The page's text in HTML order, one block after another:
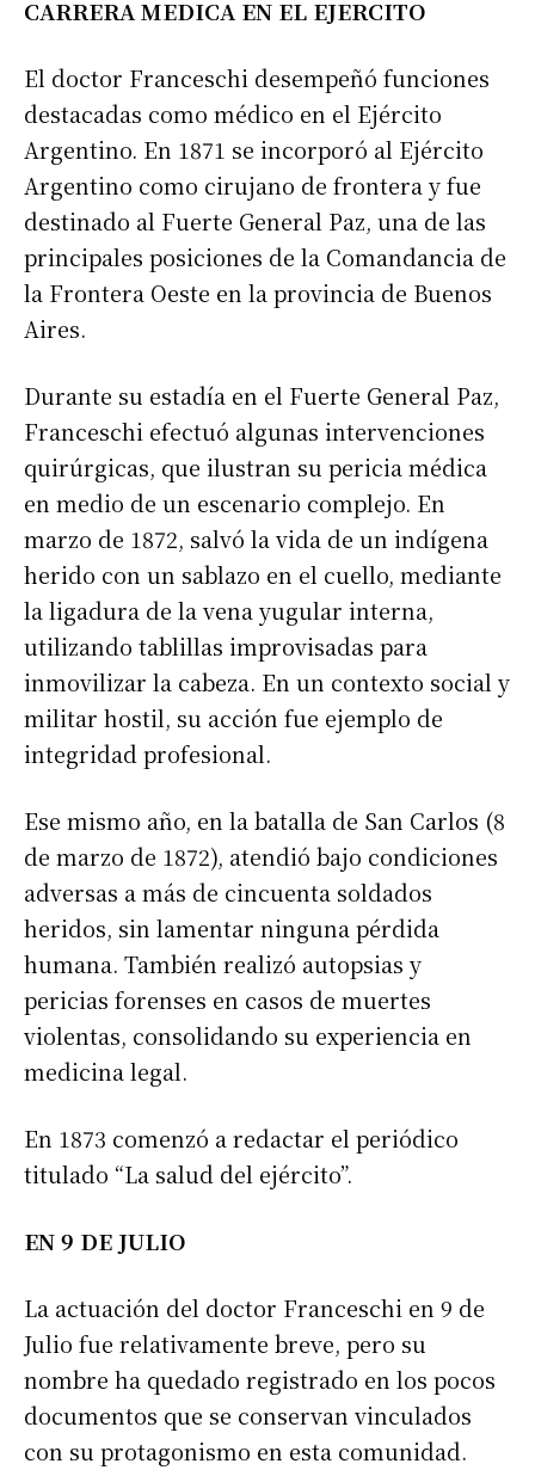
CARRERA MEDICA EN EL EJERCITO
El doctor Franceschi desempeñó funciones
destacadas como médico en el Ejército
Argentino. En 1871 se incorporó al Ejército
Argentino como cirujano de frontera y fue
destinado al Fuerte General Paz, una de las
principales posiciones de la Comandancia de
la Frontera Oeste en la provincia de Buenos
Aires.
Durante su estadía en el Fuerte General Paz,
Franceschi efectuó algunas intervenciones
quirúrgicas, que ilustran su pericia médica
en medio de un escenario complejo. En
marzo de 1872, salvó la vida de un indígena
herido con un sablazo en el cuello, mediante
la ligadura de la vena yugular interna,
utilizando tablillas improvisadas para
inmovilizar la cabeza. En un contexto social y
militar hostil, su acción fue ejemplo de
integridad profesional.
Ese mismo año, en la batalla de San Carlos (8
de marzo de 1872), atendió bajo condiciones
adversas a más de cincuenta soldados
heridos, sin lamentar ninguna pérdida
humana. También realizó autopsias y
pericias forenses en casos de muertes
violentas, consolidando su experiencia en
medicina legal.
En 1873 comenzó a redactar el periódico
titulado “La salud del ejército”.
EN 9 DE JULIO
La actuación del doctor Franceschi en 9 de
Julio fue relativamente breve, pero su
nombre ha quedado registrado en los pocos
documentos que se conservan vinculados
con su protagonismo en esta comunidad.